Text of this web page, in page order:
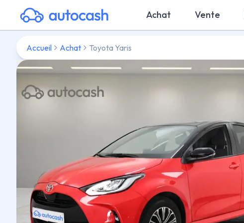
Achat Vente
Accueil Achat Toyota Yaris